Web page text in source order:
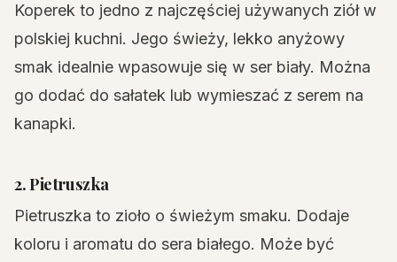
Koperek to jedno z najczęściej używanych ziół w
polskiej kuchni. Jego świeży, lekko anyżowy
smak idealnie wpasowuje się w ser biały. Można
go dodać do sałatek lub wymieszać z serem na
kanapki.
2. Pietruszka
Pietruszka to zioło o świeżym smaku. Dodaje
koloru i aromatu do sera białego. Może być